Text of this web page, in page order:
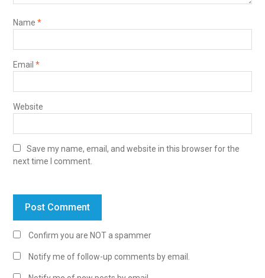
Name *
Email *
Website
Save my name, email, and website in this browser for the
next time I comment.
Confirm you are NOT a spammer
Notify me of follow-up comments by email.